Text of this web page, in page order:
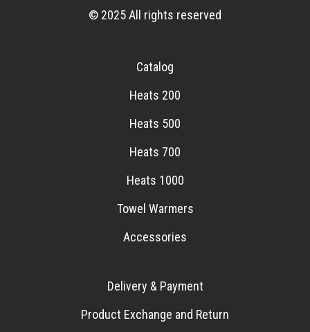
© 2025 All rights reserved
Catalog
Heats 200
Heats 500
Heats 700
Heats 1000
Towel Warmers
Accessories
Delivery & Payment
Product Exchange and Return